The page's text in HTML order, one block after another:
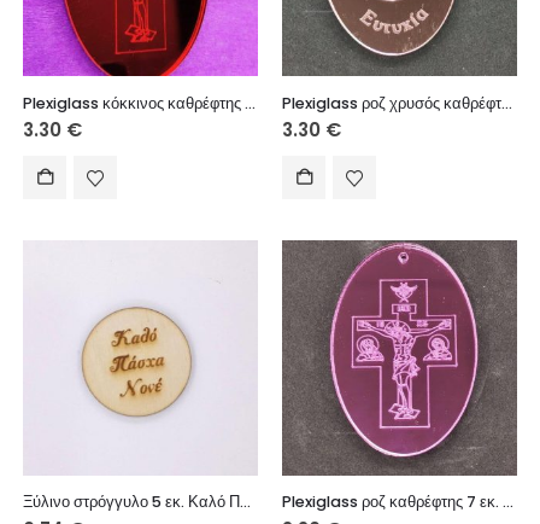
Plexiglass κόκκινος καθρέφτης 7 εκ. Εσταυρωμένος
3.30 €
Plexiglass ροζ χρυσός καθρέφτης 7 εκ. με ευχές
3.30 €
Ξύλινο στρόγγυλο 5 εκ. Καλό Πάσχα Νονέ Plexiglass ροζ καθρέφτης 7 εκ. Εσταυρωμένος